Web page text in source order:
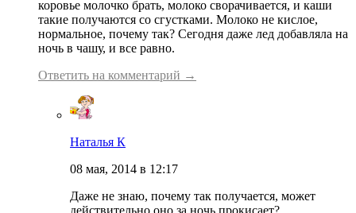
коровье молочко брать, молоко сворачивается, и каши
такие получаются со сгустками. Молоко не кислое,
нормальное, почему так? Сегодня даже лед добавляла на
ночь в чашу, и все равно.
Ответить на комментарий →
Наталья К
08 мая, 2014 в 12:17
Даже не знаю, почему так получается, может